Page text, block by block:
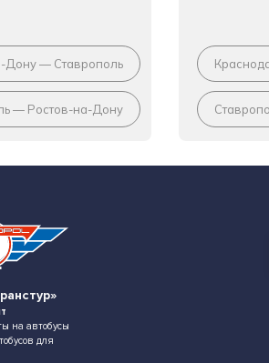
Дону — Ставрополь
— Ростов-на-Дону
на автобусы
для